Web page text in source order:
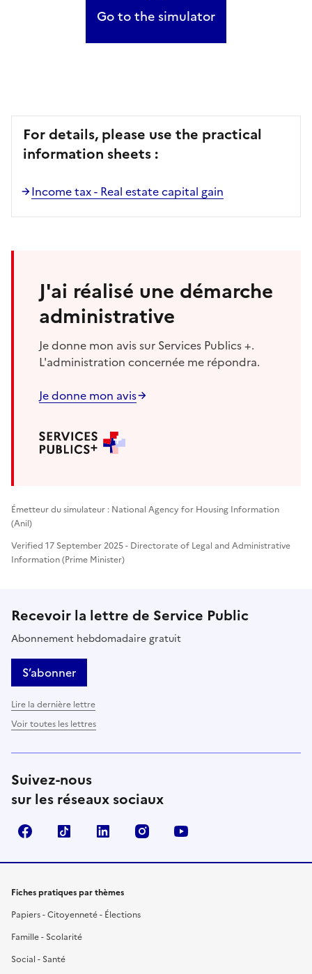
Go to the simulator
For details, please use the practical
information sheets :
Income tax - Real estate capital gain
J'ai réalisé une démarche
administrative
Je donne mon avis sur Services Publics +.
L'administration concernée me répondra.
Je donne mon avis
Émetteur du simulateur : National Agency for Housing Information
(Anil)
Verified 17 September 2025 - Directorate of Legal and Administrative
Information (Prime Minister)
Recevoir la lettre de Service Public
Abonnement hebdomadaire gratuit
S’abonner
Lire la dernière lettre
Voir toutes les lettres
Suivez-nous
sur les réseaux sociaux
FacebookTikTok LinkedIn Instagram
Fiches pratiques par thèmes
Papiers - Citoyenneté - Élections
Famille - Scolarité
Social - Santé